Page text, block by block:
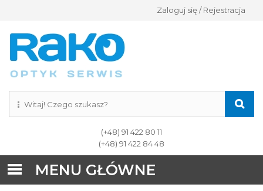
Zaloguj się / Rejestracja
(+48) 91 422 80 11
(+48) 91 422 84 48
MENU GŁÓWNE